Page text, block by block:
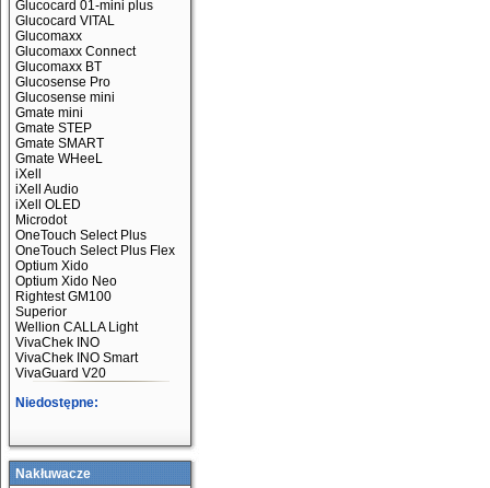
Glucocard 01-mini plus
Glucocard VITAL
Glucomaxx
Glucomaxx Connect
Glucomaxx BT
Glucosense Pro
Glucosense mini
Gmate mini
Gmate STEP
Gmate SMART
Gmate WHeeL
iXell
iXell Audio
iXell OLED
Microdot
OneTouch Select Plus
OneTouch Select Plus Flex
Optium Xido
Optium Xido Neo
Rightest GM100
Superior
Wellion CALLA Light
VivaChek INO
VivaChek INO Smart
VivaGuard V20
Niedostępne:
Nakłuwacze